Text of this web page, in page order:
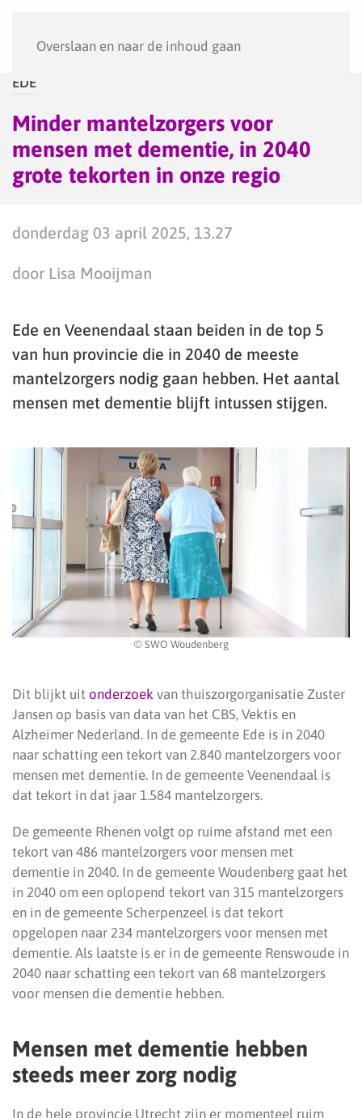
Overslaan en naar de inhoud gaan
EDE
Minder mantelzorgers voor
mensen met dementie, in 2040
grote tekorten in onze regio
donderdag 03 april 2025, 13.27
door Lisa Mooijman
Ede en Veenendaal staan beiden in de top 5
van hun provincie die in 2040 de meeste
mantelzorgers nodig gaan hebben. Het aantal
mensen met dementie blijft intussen stijgen.
© SWO Woudenberg
Dit blijkt uit onderzoek van thuiszorgorganisatie Zuster
Jansen op basis van data van het CBS, Vektis en
Alzheimer Nederland. In de gemeente Ede is in 2040
naar schatting een tekort van 2.840 mantelzorgers voor
mensen met dementie. In de gemeente Veenendaal is
dat tekort in dat jaar 1.584 mantelzorgers.
De gemeente Rhenen volgt op ruime afstand met een
tekort van 486 mantelzorgers voor mensen met
dementie in 2040. In de gemeente Woudenberg gaat het
in 2040 om een oplopend tekort van 315 mantelzorgers
en in de gemeente Scherpenzeel is dat tekort
opgelopen naar 234 mantelzorgers voor mensen met
dementie. Als laatste is er in de gemeente Renswoude in
2040 naar schatting een tekort van 68 mantelzorgers
voor mensen die dementie hebben.
Mensen met dementie hebben
steeds meer zorg nodig
In de hele provincie Utrecht zijn er momenteel ruim